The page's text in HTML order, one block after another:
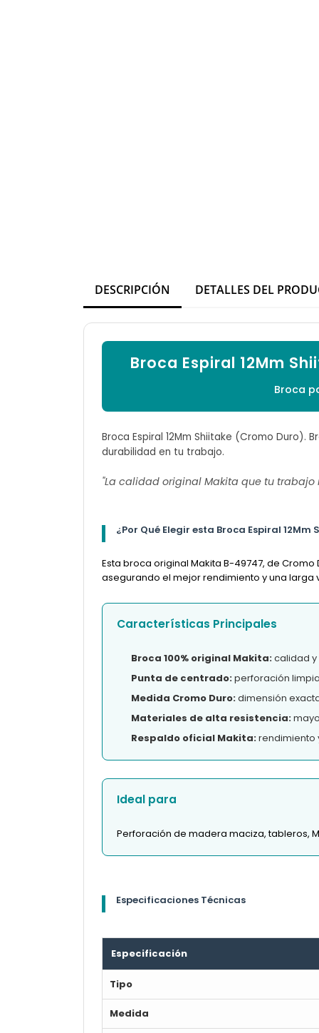
DESCRIPCIÓN DETALLES DEL
Broca Espiral 12Mm
Broca
Broca Espiral 12Mm Shiitake (Cromo
durabilidad en tu trabajo.
"La calidad original Makita que tu trabajo
¿Por Qué Elegir esta Broca Espiral
Esta broca original Makita B-49747, de
asegurando el mejor rendimiento y una larga
Características Principales
Broca 100% original Makita:calidad
Punta de centrado:perforación
Medida Cromo Duro:dimensión
Materiales de alta resistencia:
Respaldo oficial Makita:rendimiento
Ideal para
Perforación de madera maciza, tableros,
Especificaciones Técnicas
Especificación
Tipo
Medida